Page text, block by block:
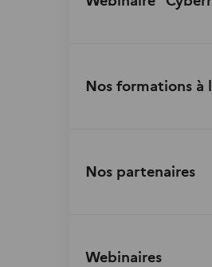
Nos formations
Nos partenaires
Webinaires